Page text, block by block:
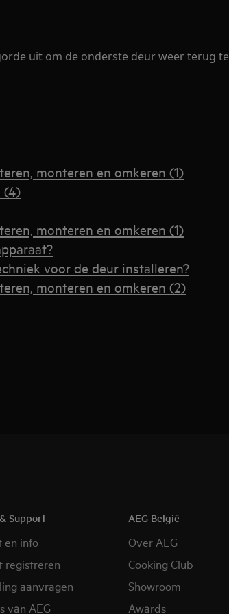
uit om de onderste deur weer terug te
monteren en omkeren (1)
(4)
monteren en omkeren (1)
voor de deur installeren?
monteren en omkeren (2)
Support
en info
registreren
aanvragen
van AEG
AEG België
Over AEG
Cooking Club
Showroom
Awards